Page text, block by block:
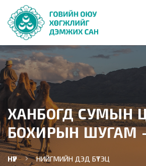
ХАНБОГД СУМЫН
БОХИРЫН ШУГАМ -
НҮҮР
НИЙГМИЙН ДЭД БҮТЭЦ